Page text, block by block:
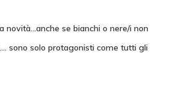
novità...anche se bianchi o nere/i non
sono solo protagonisti come tutti gli